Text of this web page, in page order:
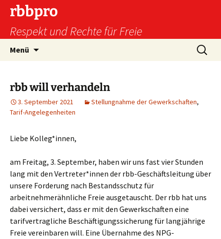
Zum
Inhalt
springen
rbbpro
Respekt und Rechte für Freie
Menü
Suchen
nach:
rbb will verhandeln
3. September 2021 Stellungnahme der Gewerkschaften,
Tarif-Angelegenheiten
Liebe Kolleg*innen,
am Freitag, 3. September, haben wir uns fast vier Stunden
lang mit den Vertreter*innen der rbb-Geschäftsleitung über
unsere Forderung nach Bestandsschutz für
arbeitnehmerähnliche Freie ausgetauscht. Der rbb hat uns
dabei versichert, dass er mit den Gewerkschaften eine
tarifvertragliche Beschäftigungssicherung für langjährige
Freie vereinbaren will. Eine Übernahme des NPG-